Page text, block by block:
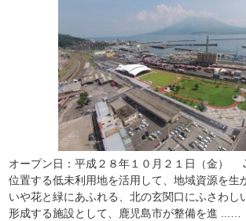
オープン日：平成２８年１０月２１日（金）
位置する低未利用地を活用して、地域資源を生
いや花と緑にあふれる、北の玄関口にふさわし
形成する施設として、鹿児島市が整備を進 ...…